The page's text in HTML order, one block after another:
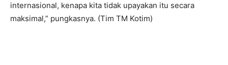
internasional, kenapa kita tidak upayakan itu secara
maksimal,” pungkasnya. (Tim TM Kotim)